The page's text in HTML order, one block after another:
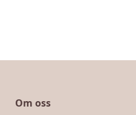
Om oss